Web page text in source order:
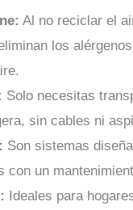
Al no reciclar el
los
Solo necesitas
sin cables ni
Son sistemas
con un
Ideales para